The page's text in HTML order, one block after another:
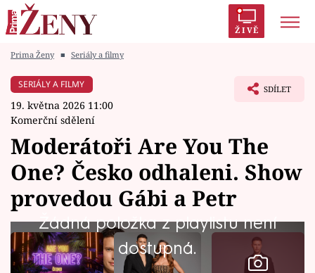
ŽIVĚ
Módní alarm
Témata
Celebrity
Vztahy
Prima Ženy ■ Seriály a filmy
SERIÁLY A FILMY
19. května 2026 11:00
Komerční sdělení
SDÍLET
Moderátoři Are You The
One? Česko odhaleni. Show
provedou Gábi a Petr
Žádná položka z playlistu není
dostupná.